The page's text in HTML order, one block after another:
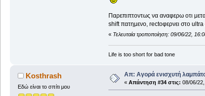
Παρεπιπτοντως να αναφερω οτι
shift πατημενο, rectoφερνει στο
« Τελευταία τροποποίηση: 09/06/22,
Life is too short for bad tone
Kosthrash
Εδώ είναι το σπίτι μου
Απ: Αγορά ενισχυτή
« Απάντηση #34 στις: 08/06/